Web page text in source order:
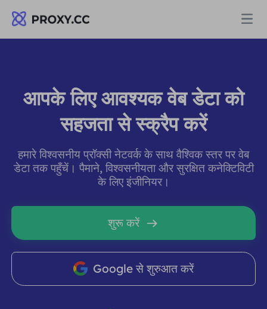
आवासीय प्रॉक्सी
आवासीय प्रॉक्सी
स्थैतिक आवासीय प्रॉक्सी
असीमित आवासीय प्रॉक्सी
स्थिर डेटा केंद्र एजेंट
आवासीय प्रॉक्सी $0.8/जीबी
असीमित आवासीय प्रॉक्सी $69.62/दिन
Data for AI
समाधान
उपयोग के मामले द्वारा
बाजार अनुसंधान
संसाधन
भागीदार
आपके लिए आवश्यक वेब डेटा को
सहजता से स्क्रैप करें
हमारे विश्वसनीय प्रॉक्सी नेटवर्क के साथ वैश्विक स्तर पर वेब
डेटा तक पहुँचें। पैमाने, विश्वसनीयता और सुरक्षित कनेक्टिविटी
के लिए इंजीनियर।
शुरू करें
Google से शुरुआत करें